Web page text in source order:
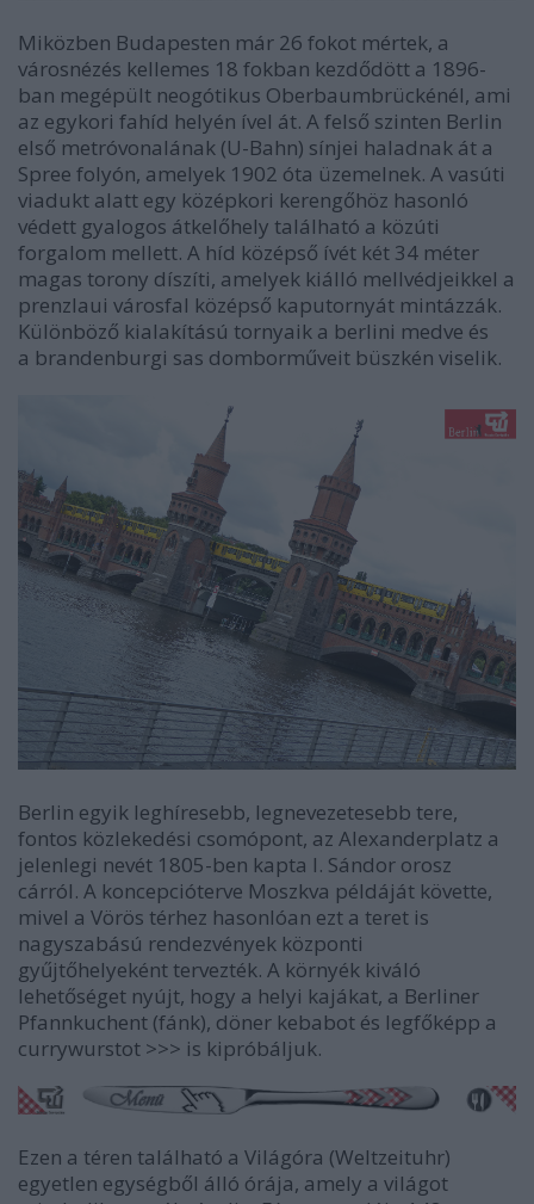
Miközben Budapesten már 26 fokot mértek, a
városnézés kellemes 18 fokban kezdődött a 1896-
ban megépült neogótikus Oberbaumbrückénél, ami
az egykori fahíd helyén ível át. A felső szinten Berlin
első metróvonalának (U-Bahn) sínjei haladnak át a
Spree folyón, amelyek 1902 óta üzemelnek. A vasúti
viadukt alatt egy középkori kerengőhöz hasonló
védett gyalogos átkelőhely található a közúti
forgalom mellett. A híd középső ívét két 34 méter
magas torony díszíti, amelyek kiálló mellvédjeikkel a
prenzlaui városfal középső kaputornyát mintázzák.
Különböző kialakítású tornyaik a berlini medve és
a brandenburgi sas domborműveit büszkén viselik.
Berlin egyik leghíresebb, legnevezetesebb tere,
fontos közlekedési csomópont, az Alexanderplatz a
jelenlegi nevét 1805-ben kapta I. Sándor orosz
cárról. A koncepcióterve Moszkva példáját követte,
mivel a Vörös térhez hasonlóan ezt a teret is
nagyszabású rendezvények központi
gyűjtőhelyeként tervezték. A környék kiváló
lehetőséget nyújt, hogy a helyi kajákat, a Berliner
Pfannkuchent (fánk), döner kebabot és legfőképp a
currywurstot >>> is kipróbáljuk.
Ezen a téren található a Világóra (Weltzeituhr)
egyetlen egységből álló órája, amely a világot